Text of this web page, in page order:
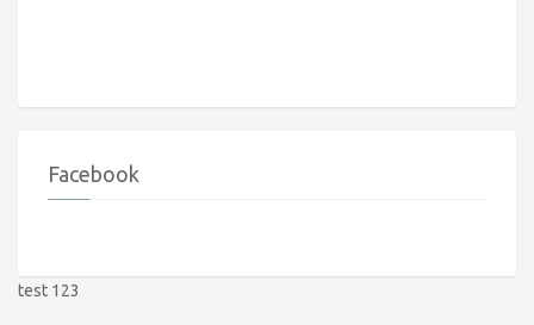
Facebook
test 123